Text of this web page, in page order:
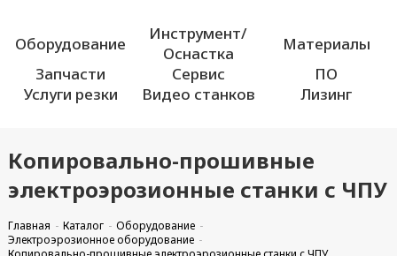
Оборудование
Инструмент/
Оснастка
Материалы
Запчасти
Сервис
ПО
Услуги резки
Видео станков Лизинг
Копировально-прошивные
электроэрозионные станки с ЧПУ
Главная Каталог
Оборудование
Электроэрозионное оборудование